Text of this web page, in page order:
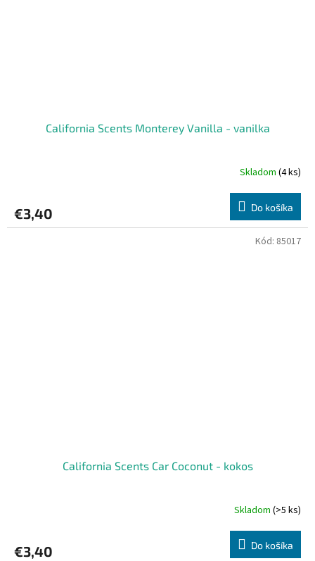
California Scents Monterey Vanilla - vanilka
Skladom (4 ks)
€3,40 Do košíka
California Scents Car Coconut - kokos
Skladom (>5 ks)
€3,40 Do košíka
Kód: 85017